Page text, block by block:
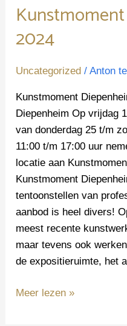
2024
Uncategorized /Anton
Kunstmoment
Diepenheim Op vrijdag
van donderdag 25 t/m
11:00 t/m 17:00 uur
locatie aan
Kunstmoment
tentoonstellen van
aanbod is heel divers!
meest recente
maar tevens ook
de expositieruimte, het
Meer lezen »